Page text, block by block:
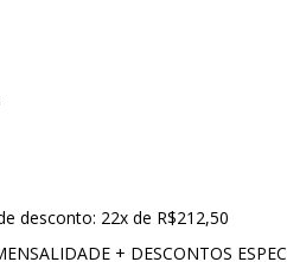
desconto: 22x de R$212,50
+ DESCONTOS